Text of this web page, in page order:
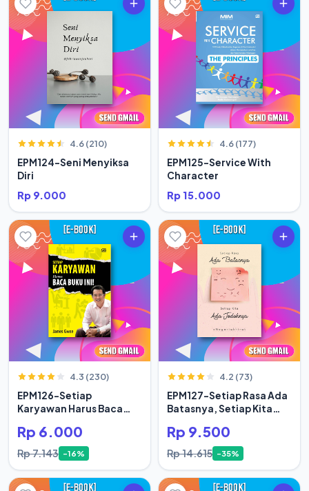
4.6 (210)
EPM124-Seni Menyiksa
Diri
Rp 9.000
4.6 (177)
EPM125-Service With
Character
Rp 15.000
4.3 (230)
EPM126-Setiap
Karyawan Harus Baca
Rp 6.000
Rp 7.143 -16%
4.2 (73)
EPM127-Setiap Rasa Ada
Batasnya, Setiap Kita
Rp 9.500
Rp 14.615 -35%